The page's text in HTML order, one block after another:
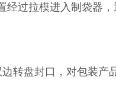
经过拉模进入制袋器
转盘封口，对包装产